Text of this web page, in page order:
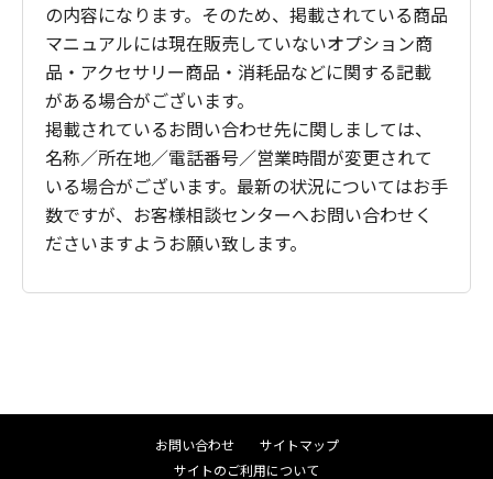
の内容になります。そのため、掲載されている商品
マニュアルには現在販売していないオプション商
品・アクセサリー商品・消耗品などに関する記載
がある場合がございます。
掲載されているお問い合わせ先に関しましては、
名称／所在地／電話番号／営業時間が変更されて
いる場合がございます。最新の状況についてはお手
数ですが、お客様相談センターへお問い合わせく
ださいますようお願い致します。
お問い合わせ
サイトマップ
サイトのご利用について